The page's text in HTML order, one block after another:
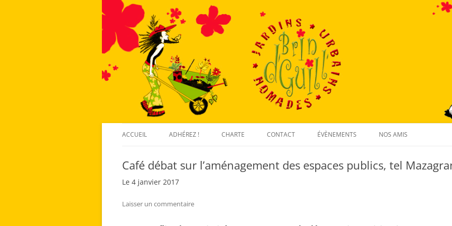
Aller
au
ACCUEIL ADHÉREZ ! CHARTE CONTACT ÉVÈNEMENTS NOS AMIS
Café débat sur l’aménagement des espaces publics, tel
Le 4 janvier 2017
Laisser un commentaire